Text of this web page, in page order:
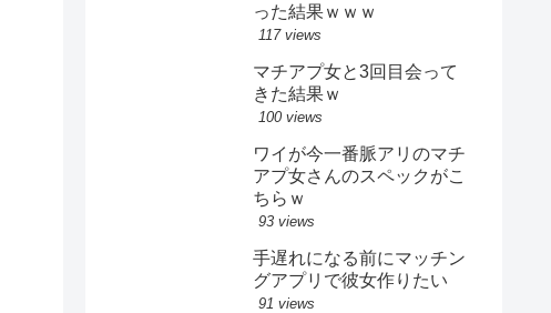
った結果ｗｗｗ
117 views
マチアプ女と3回目会って
きた結果ｗ
100 views
ワイが今一番脈アリのマチ
アプ女さんのスペックがこ
ちらｗ
93 views
手遅れになる前にマッチン
グアプリで彼女作りたい
91 views